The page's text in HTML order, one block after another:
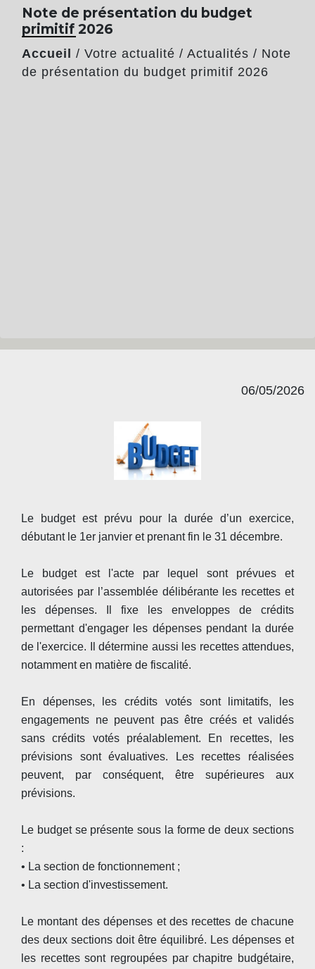
Note de présentation du budget
primitif 2026
Accueil / Votre actualité / Actualités / Note
de présentation du budget primitif 2026
06/05/2026
Le budget est prévu pour la durée d’un exercice,
débutant le 1er janvier et prenant fin le 31 décembre.
Le budget est l'acte par lequel sont prévues et
autorisées par l’assemblée délibérante les recettes et
les dépenses. Il fixe les enveloppes de crédits
permettant d'engager les dépenses pendant la durée
de l'exercice. Il détermine aussi les recettes attendues,
notamment en matière de fiscalité.
En dépenses, les crédits votés sont limitatifs, les
engagements ne peuvent pas être créés et validés
sans crédits votés préalablement. En recettes, les
prévisions sont évaluatives. Les recettes réalisées
peuvent, par conséquent, être supérieures aux
prévisions.
Le budget se présente sous la forme de deux sections
:
• La section de fonctionnement ;
• La section d'investissement.
Le montant des dépenses et des recettes de chacune
des deux sections doit être équilibré. Les dépenses et
les recettes sont regroupées par chapitre budgétaire,